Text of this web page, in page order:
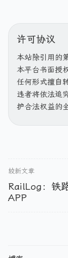
许可协议
本站除引用的
本平台书面授
任何形式擅自
违者将依法追
护合法权益的
较新文章
RailLog：铁
APP